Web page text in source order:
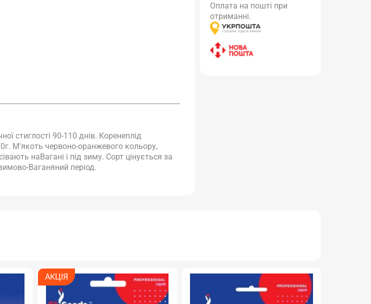
Оплата на пошті при
отриманні.
стиглості 90-110 днів. Коренеплід
М'якоть червоно-оранжевого кольору,
наВагані і під зиму. Сорт цінується за
Ваганяний період.
АКЦІЯ